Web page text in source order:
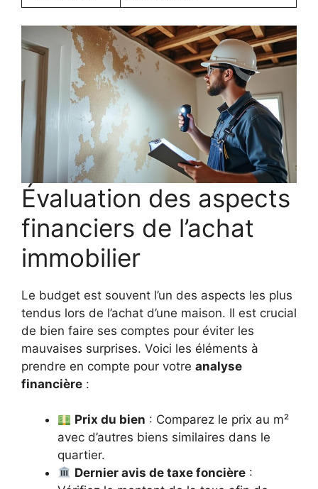
Évaluation des aspects
financiers de l’achat
immobilier
Le budget est souvent l’un des aspects les plus
tendus lors de l’achat d’une maison. Il est crucial
de bien faire ses comptes pour éviter les
mauvaises surprises. Voici les éléments à
prendre en compte pour votre analyse
financière :
Prix du bien : Comparez le prix au m²
avec d’autres biens similaires dans le
quartier.
Dernier avis de taxe foncière :